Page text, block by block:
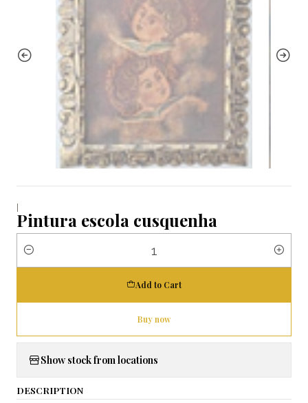
|
Pintura escola cusquenha
Quantity
Add to Cart
Buy now
Show stock from locations
DESCRIPTION